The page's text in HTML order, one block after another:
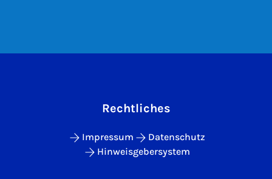
Rechtliches
Impressum
Datenschutz
Hinweisgebersystem